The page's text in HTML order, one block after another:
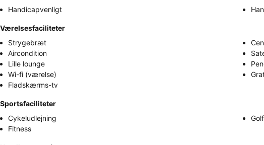
Handicapvenligt
Værelsesfaciliteter
Strygebræt
Aircondition
Lille lounge
Wi-fi (værelse)
Fladskærms-tv
Sportsfaciliteter
Cykeludlejning
Fitness